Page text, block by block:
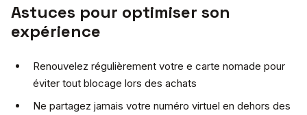
Astuces pour optimiser son
expérience
Renouvelez régulièrement votre e carte nomade pour
éviter tout blocage lors des achats
Ne partagez jamais votre numéro virtuel en dehors des